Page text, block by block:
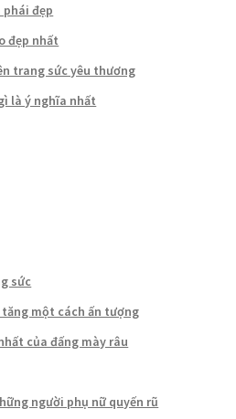
đẹp
đẹp nhất
trang sức yêu thương
là ý nghĩa nhất
sức
một cách ấn tượng
của đấng mày râu
người phụ nữ quyến rũ